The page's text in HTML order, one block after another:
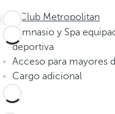
Club Metropolitan
Gimnasio y Spa
deportiva
Acceso para mayores
Cargo adicional